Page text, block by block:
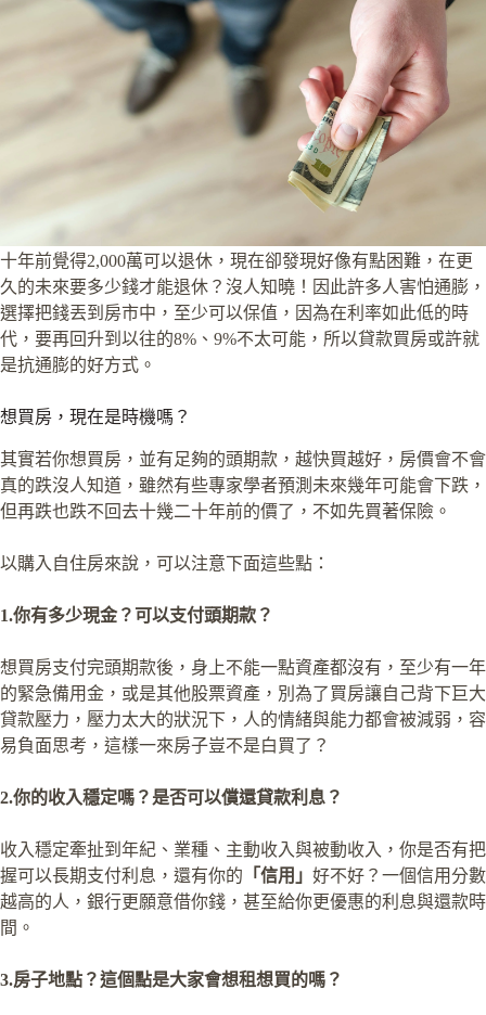
十年前覺得2,000萬可以退休，現在卻發現好像有點困難，在更
久的未來要多少錢才能退休？沒人知曉！因此許多人害怕通膨，
選擇把錢丟到房市中，至少可以保值，因為在利率如此低的時
代，要再回升到以往的8%、9%不太可能，所以貸款買房或許就
是抗通膨的好方式。
想買房，現在是時機嗎？
其實若你想買房，並有足夠的頭期款，越快買越好，房價會不會
真的跌沒人知道，雖然有些專家學者預測未來幾年可能會下跌，
但再跌也跌不回去十幾二十年前的價了，不如先買著保險。
以購入自住房來說，可以注意下面這些點：
1.你有多少現金？可以支付頭期款？
想買房支付完頭期款後，身上不能一點資產都沒有，至少有一年
的緊急備用金，或是其他股票資產，別為了買房讓自己背下巨大
貸款壓力，壓力太大的狀況下，人的情緒與能力都會被減弱，容
易負面思考，這樣一來房子豈不是白買了？
2.你的收入穩定嗎？是否可以償還貸款利息？
收入穩定牽扯到年紀、業種、主動收入與被動收入，你是否有把
握可以長期支付利息，還有你的 「信用」 好不好？一個信用分數
越高的人，銀行更願意借你錢，甚至給你更優惠的利息與還款時
間。
3.房子地點？這個點是大家會想租想買的嗎？